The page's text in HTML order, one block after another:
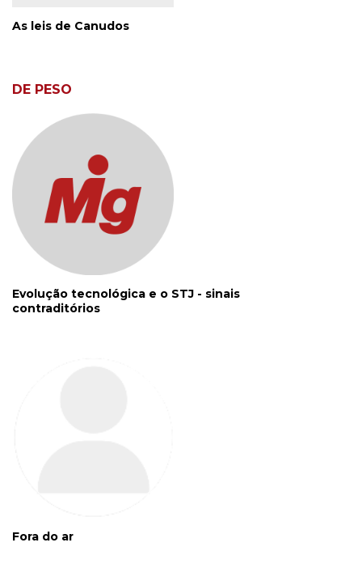
As leis de Canudos
DE PESO
Evolução tecnológica e o STJ - sinais
contraditórios
Fora do ar